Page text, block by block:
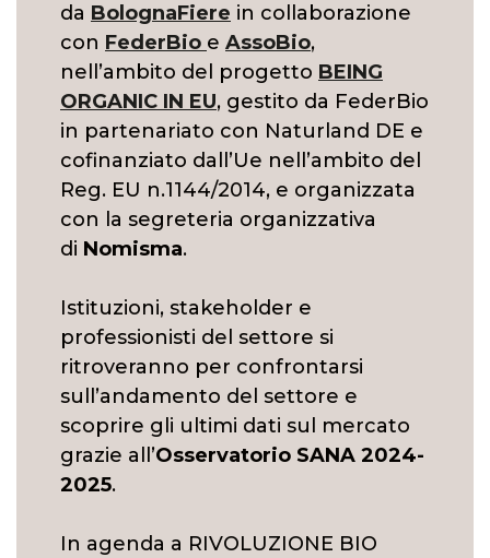
da BolognaFiere in collaborazione
con FederBio e AssoBio,
nell’ambito del progetto BEING
ORGANIC IN EU, gestito da FederBio
in partenariato con Naturland DE e
cofinanziato dall’Ue nell’ambito del
Reg. EU n.1144/2014, e organizzata
con la segreteria organizzativa
di Nomisma.
Istituzioni, stakeholder e
professionisti del settore si
ritroveranno per confrontarsi
sull’andamento del settore e
scoprire gli ultimi dati sul mercato
grazie all’Osservatorio SANA 2024-
2025.
In agenda a RIVOLUZIONE BIO